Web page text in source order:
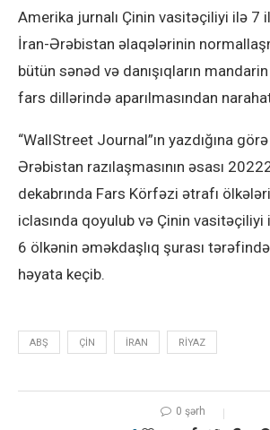
Amerika jurnalı Çinin vasitəçiliyi ilə 7
İran-Ərəbistan əlaqələrinin
bütün sənəd və danışıqların
fars dillərində aparılmasından
“WallStreet Journal”ın yazdığına
Ərəbistan razılaşmasının əsası
dekabrında Fars Körfəzi ətrafı
iclasında qoyulub və Çinin vasitəçiliyi
6 ölkənin əməkdaşlıq şurası
həyata keçib.
ABŞ ÇIN IRAN RIYAZ
0 şərh